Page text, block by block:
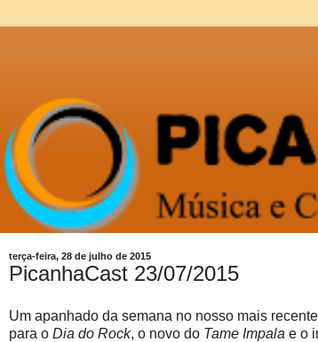
terça-feira, 28 de julho de 2015
PicanhaCast 23/07/2015
Um apanhado da semana no nosso mais recente
para o Dia do Rock, o novo do Tame Impala e o